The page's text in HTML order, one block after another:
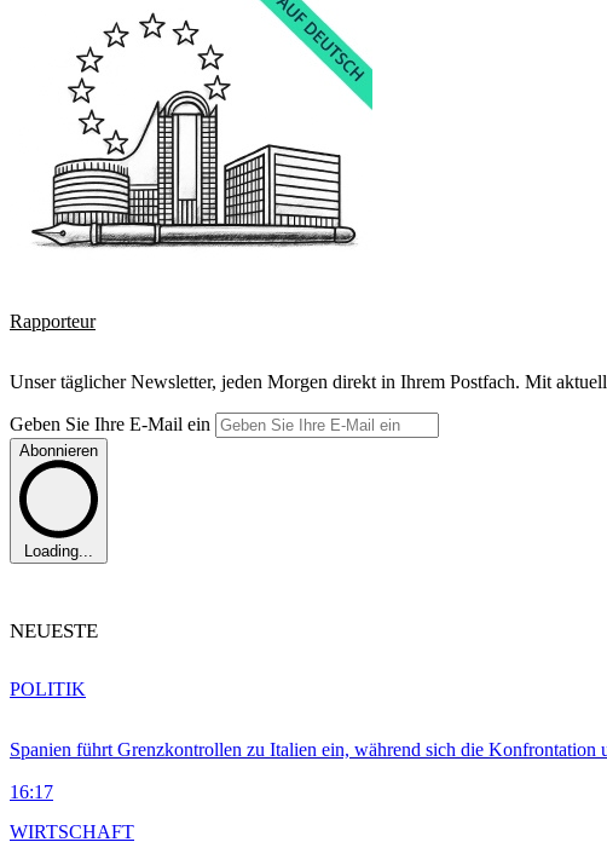
Rapporteur
Unser täglicher Newsletter, jeden Morgen direkt in Ihrem Postfach. Mit
Geben Sie Ihre E-Mail ein
Abonnieren
Loading...
NEUESTE
Spanien führt Grenzkontrollen zu Italien ein, während sich die Konfrontation
16:17
POLITIK
WIRTSCHAFT